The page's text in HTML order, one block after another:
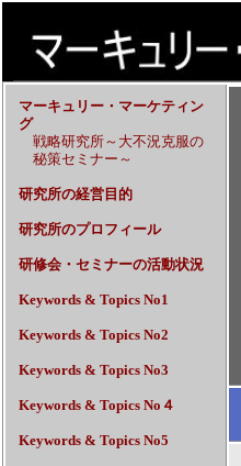
マーキュリー・マーケティン
グ
戦略研究所～大不況克服の
秘策セミナー～
研究所の経営目的
研究所のプロフィール
研修会・セミナーの活動状況
Keywords & Topics No1
Keywords & Topics No2
Keywords & Topics No3
Keywords & Topics No４
Keywords & Topics No5